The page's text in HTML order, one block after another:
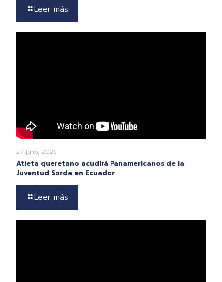
Leer más
27 julio, 2026
Atleta queretano acudirá Panamericanos de la
Juventud Sorda en Ecuador
Leer más